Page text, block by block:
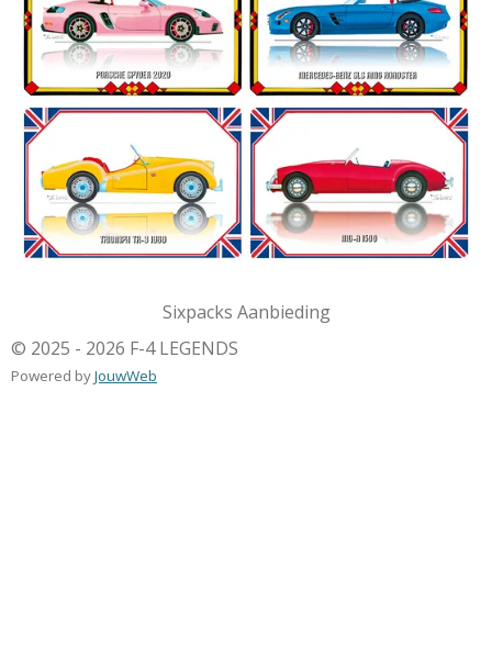
Sixpacks Aanbieding
© 2025 - 2026 F-4 LEGENDS
Powered byJouwWeb